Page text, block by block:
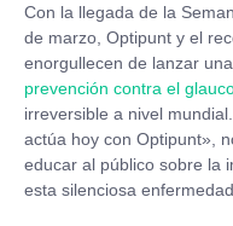
Con la llegada de la
de marzo, Optipunt y el
enorgullecen de lanzar
prevención contra el
irreversible a nivel
actúa hoy con Optipunt»,
educar al público sobre la
esta silenciosa